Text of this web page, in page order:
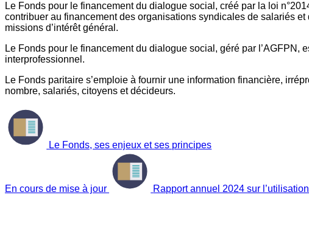
Le Fonds pour le financement du dialogue social, créé par la loi
contribuer au financement des organisations syndicales de salariés
missions d’intérêt général.
Le Fonds pour le financement du dialogue social, géré par
interprofessionnel.
Le Fonds paritaire s’emploie à fournir une information financière,
nombre, salariés, citoyens et décideurs.
Le Fonds, ses enjeux et ses principes
En cours de mise à jour Rapport annuel 2024 sur